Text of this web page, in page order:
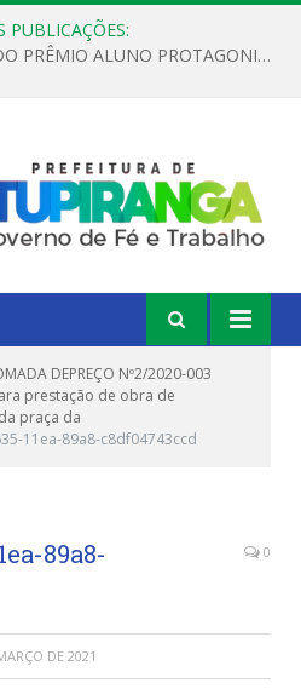
PUBLICAÇÕES:
REGULAMENTO OFICIAL DO PRÊMIO ALUNO PROTAGONISTA – EDIÇÃO 2026
DEPREÇO Nº2/2020-003
prestação de obra de
praça da
11ea-89a8-c8df04743ccd
89a8-
0
DE 2021